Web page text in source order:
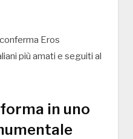
Eros
più amati e seguiti al
in uno